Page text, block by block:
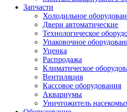
Запчасти
Холодильное
Двери автоматические
Технологическое
Упаковочное
Уценка
Распродажа
Климатическое
Вентиляция
Кассовое оборудования
Аквариумы
Уничтожитель